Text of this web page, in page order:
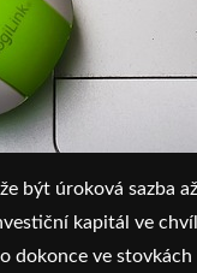
být úroková sazba
kapitál ve
dokonce ve